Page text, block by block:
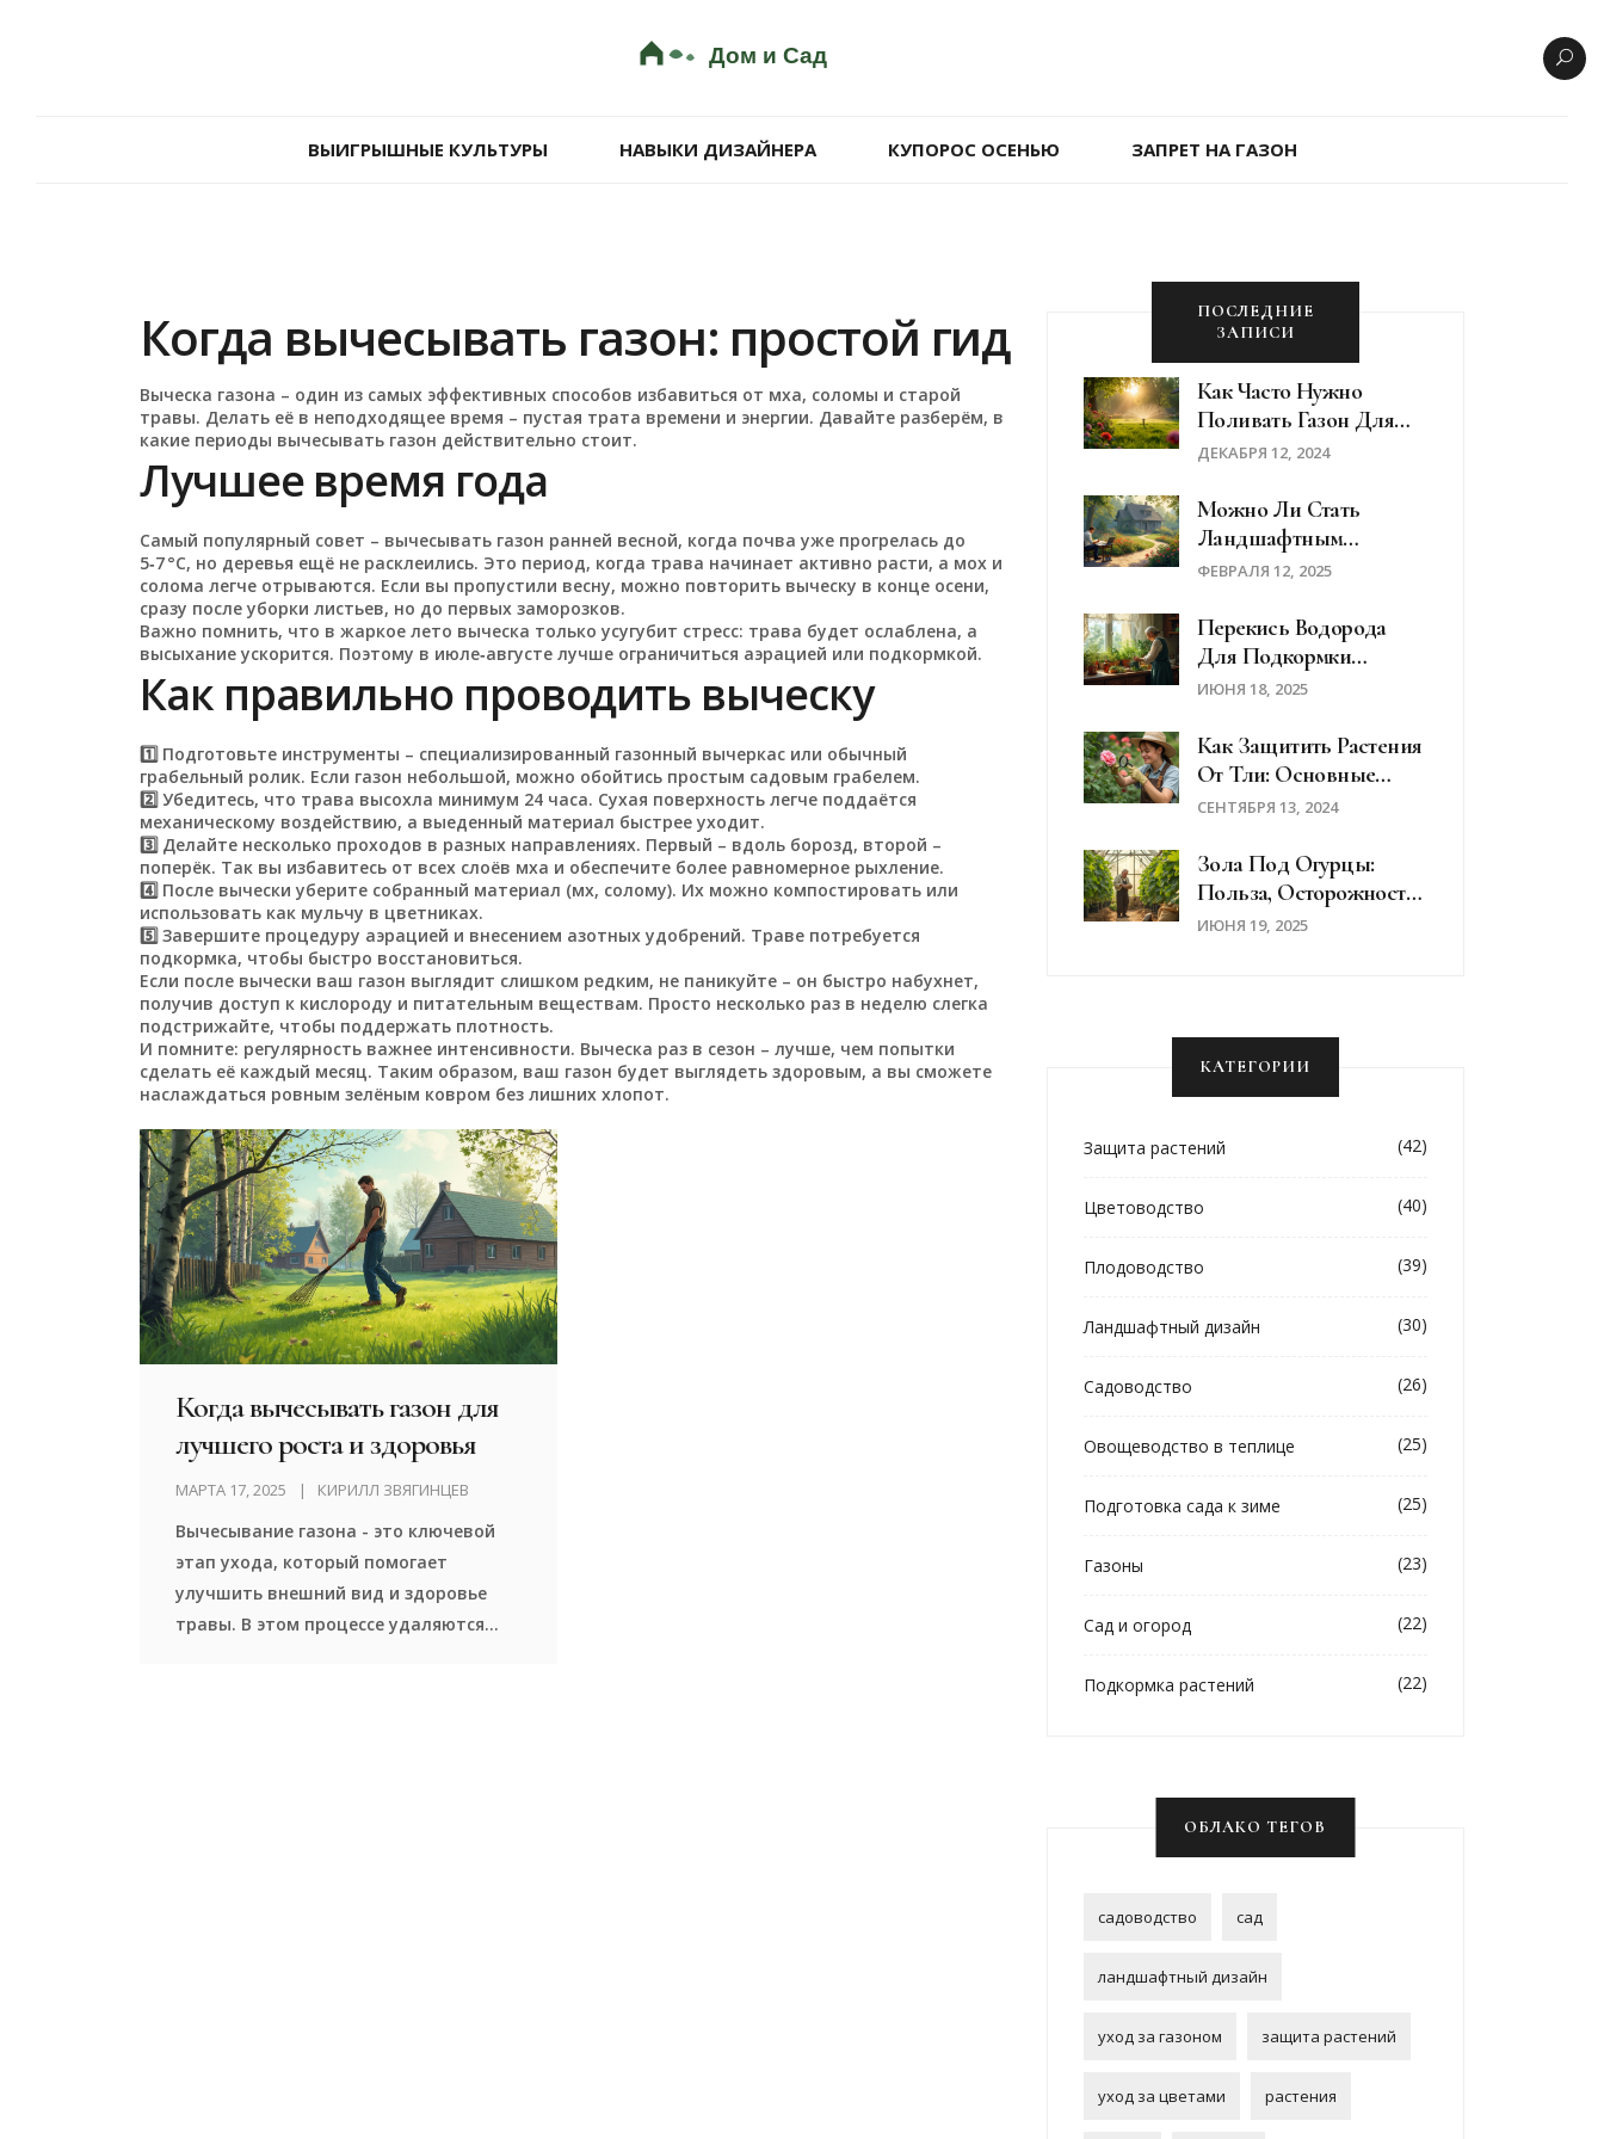
ВЫИГРЫШНЫЕ КУЛЬТУРЫ НАВЫКИ ДИЗАЙНЕРА КУПОРОС ОСЕНЬЮ ЗАПРЕТ НА ГАЗОН
Когда вычесывать газон: простой гид
Выческа газона – один из самых эффективных способов избавиться от мха, соломы и старой
травы. Делать её в неподходящее время – пустая трата времени и энергии. Давайте разберём, в
какие периоды вычесывать газон действительно стоит.
Лучшее время года
Самый популярный совет – вычесывать газон ранней весной, когда почва уже прогрелась до
5‑7 °C, но деревья ещё не расклеились. Это период, когда трава начинает активно расти, а мох и
солома легче отрываются. Если вы пропустили весну, можно повторить выческу в конце осени,
сразу после уборки листьев, но до первых заморозков.
Важно помнить, что в жаркое лето выческа только усугубит стресс: трава будет ослаблена, а
высыхание ускорится. Поэтому в июле‑августе лучше ограничиться аэрацией или подкормкой.
Как правильно проводить выческу
1️⃣ Подготовьте инструменты – специализированный газонный вычеркас или обычный
грабельный ролик. Если газон небольшой, можно обойтись простым садовым грабелем.
2️⃣ Убедитесь, что трава высохла минимум 24 часа. Сухая поверхность легче поддаётся
механическому воздействию, а выеденный материал быстрее уходит.
3️⃣ Делайте несколько проходов в разных направлениях. Первый – вдоль борозд, второй –
поперёк. Так вы избавитесь от всех слоёв мха и обеспечите более равномерное рыхление.
4️⃣ После вычески уберите собранный материал (мх, солому). Их можно компостировать или
использовать как мульчу в цветниках.
5️⃣ Завершите процедуру аэрацией и внесением азотных удобрений. Траве потребуется
подкормка, чтобы быстро восстановиться.
Если после вычески ваш газон выглядит слишком редким, не паникуйте – он быстро набухнет,
получив доступ к кислороду и питательным веществам. Просто несколько раз в неделю слегка
подстрижайте, чтобы поддержать плотность.
И помните: регулярность важнее интенсивности. Выческа раз в сезон – лучше, чем попытки
сделать её каждый месяц. Таким образом, ваш газон будет выглядеть здоровым, а вы сможете
наслаждаться ровным зелёным ковром без лишних хлопот.
Когда вычесывать газон для
лучшего роста и здоровья
МАРТА 17, 2025 КИРИЛЛ ЗВЯГИНЦЕВ
Вычесывание газона - это ключевой
этап ухода, который помогает
улучшить внешний вид и здоровье
травы. В этом процессе удаляются
ПОСЛЕДНИЕ
ЗАПИСИ
Как Часто Нужно
Поливать Газон Для
Идеального Результата
ДЕКАБРЯ 12, 2024
Можно Ли Стать
Ландшафтным
Дизайнером Без
ФЕВРАЛЯ 12, 2025
Перекись Водорода
Для Подкормки
Цветов: Как И Зачем
ИЮНЯ 18, 2025
Как Защитить Растения
От Тли: Основные
Меры И Советы
СЕНТЯБРЯ 13, 2024
Зола Под Огурцы:
Польза, Осторожности
И Советы
ИЮНЯ 19, 2025
КАТЕГОРИИ
Защита растений (42)
Цветоводство (40)
Плодоводство (39)
Ландшафтный дизайн (30)
Садоводство (26)
Овощеводство в теплице (25)
Подготовка сада к зиме (25)
Газоны (23)
Сад и огород (22)
Подкормка растений (22)
ОБЛАКО ТЕГОВ
садоводство сад
ландшафтный дизайн
уход за газоном защита растений
уход за цветами растения